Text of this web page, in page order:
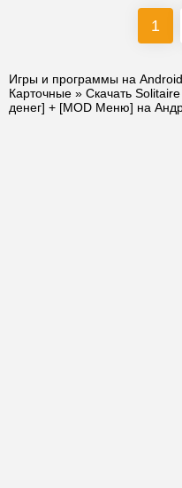
1
Игры и программы на Android
Карточные » Скачать
денег] + [MOD Меню] на